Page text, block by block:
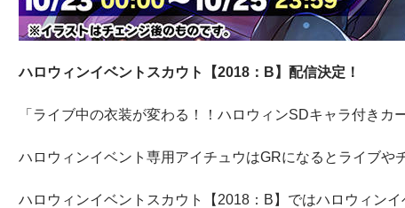
ハロウィンイベントスカウト【2018：B】配信決定！
「ライブ中の衣装が変わる！！ハロウィンSDキャラ付きカ
ハロウィンイベント専用アイチュウはGRになるとライブや
ハロウィンイベントスカウト【2018：B】ではハロウィン